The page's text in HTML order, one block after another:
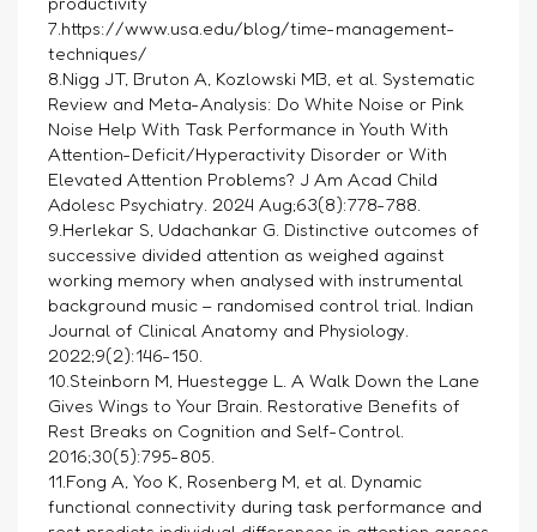
7.https://www.usa.edu/blog/time-management-
techniques/
8.Nigg JT, Bruton A, Kozlowski MB, et al. Systematic
Review and Meta-Analysis: Do White Noise or Pink
Noise Help With Task Performance in Youth With
Attention-Deficit/Hyperactivity Disorder or With
Elevated Attention Problems? J Am Acad Child
Adolesc Psychiatry. 2024 Aug;63(8):778-788.
9.Herlekar S, Udachankar G. Distinctive outcomes of
successive divided attention as weighed against
working memory when analysed with instrumental
background music – randomised control trial. Indian
Journal of Clinical Anatomy and Physiology.
2022;9(2):146-150.
10.Steinborn M, Huestegge L. A Walk Down the Lane
Gives Wings to Your Brain. Restorative Benefits of
Rest Breaks on Cognition and Self-Control.
2016;30(5):795-805.
11.Fong A, Yoo K, Rosenberg M, et al. Dynamic
functional connectivity during task performance and